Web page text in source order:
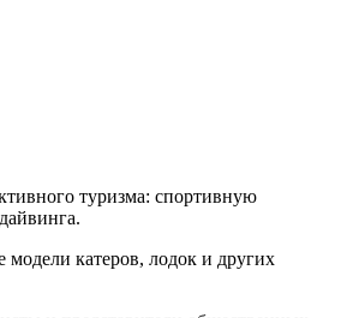
туризма: спортивную
катеров, лодок и других